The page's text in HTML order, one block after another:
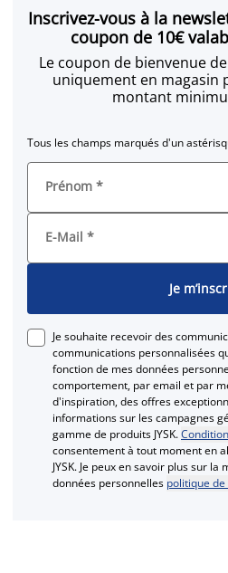
Inscrivez-vous à la
coupon de 10€
Le coupon de bienvenue
uniquement en magasin
montant
Tous les champs marqués d'un
Prénom *
E-Mail *
Je
Je souhaite recevoir des
communications personnalisées
fonction de mes données
comportement, par email et par
d'inspiration, des offres
informations sur les campagnes
gamme de produits JYSK.
consentement à tout moment en
JYSK. Je peux en savoir plus sur
données personnelles politique